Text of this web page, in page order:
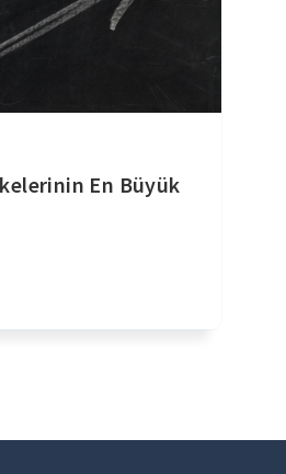
En Büyük